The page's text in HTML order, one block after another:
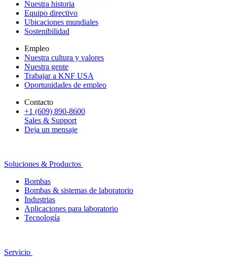
Nuestra historia
Equipo directivo
Ubicaciones mundiales
Sostenibilidad
Empleo
Nuestra cultura y valores
Nuestra gente
Trabajar a KNF USA
Oportunidades de empleo
Contacto
+1 (609) 890-8600
Sales & Support
Deja un mensaje
Soluciones & Productos
Bombas
Bombas & sistemas de laboratorio
Industrias
Aplicaciones para laboratorio
Tecnología
Servicio